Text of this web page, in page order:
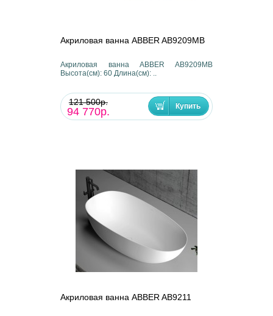
Акриловая ванна ABBER AB9209MB
Акриловая ванна ABBER AB9209MB
Высота(см): 60 Длина(см): ..
121 500р.
94 770р.
Акриловая ванна ABBER AB9211